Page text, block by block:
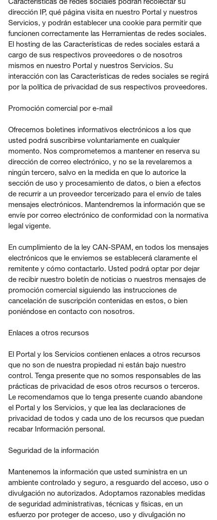
dirección IP, qué página visita en nuestro Portal y nuestros
Servicios, y podrán establecer una cookie para permitir que
funcionen correctamente las Herramientas de redes sociales.
El hosting de las Características de redes sociales estará a
cargo de sus respectivos proveedores o de nosotros
mismos en nuestro Portal y nuestros Servicios. Su
interacción con las Características de redes sociales se regirá
por la política de privacidad de sus respectivos proveedores.
Promoción comercial por e-mail
Ofrecemos boletines informativos electrónicos a los que
usted podrá suscribirse voluntariamente en cualquier
momento. Nos comprometemos a mantener en reserva su
dirección de correo electrónico, y no se la revelaremos a
ningún tercero, salvo en la medida en que lo autorice la
sección de uso y procesamiento de datos, o bien a efectos
de recurrir a un proveedor tercerizado para el envío de tales
mensajes electrónicos. Mantendremos la información que se
envíe por correo electrónico de conformidad con la normativa
legal vigente.
En cumplimiento de la ley CAN-SPAM, en todos los mensajes
electrónicos que le enviemos se establecerá claramente el
remitente y cómo contactarlo. Usted podrá optar por dejar
de recibir nuestro boletín de noticias o nuestros mensajes de
promoción comercial siguiendo las instrucciones de
cancelación de suscripción contenidas en estos, o bien
poniéndose en contacto con nosotros.
Enlaces a otros recursos
El Portal y los Servicios contienen enlaces a otros recursos
que no son de nuestra propiedad ni están bajo nuestro
control. Tenga presente que no somos responsables de las
prácticas de privacidad de esos otros recursos o terceros.
Le recomendamos que lo tenga presente cuando abandone
el Portal y los Servicios, y que lea las declaraciones de
privacidad de todos y cada uno de los recursos que puedan
recabar Información personal.
Seguridad de la información
Mantenemos la información que usted suministra en un
ambiente controlado y seguro, a resguardo del acceso, uso o
divulgación no autorizados. Adoptamos razonables medidas
de seguridad administrativas, técnicas y físicas, en un
esfuerzo por proteger de acceso, uso y divulgación no